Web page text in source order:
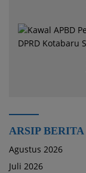
ARSIP BERITA
Agustus 2026
Juli 2026